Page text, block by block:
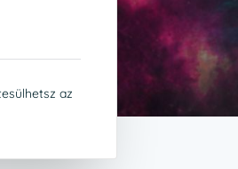
az